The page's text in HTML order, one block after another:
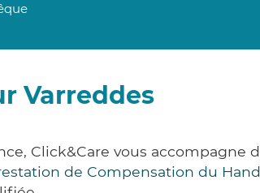
Varreddes
Click&Care vous accompagne
de Compensation du